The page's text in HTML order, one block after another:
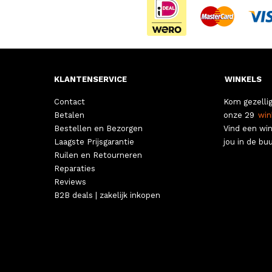
KLANTENSERVICE
Contact
Betalen
Bestellen en Bezorgen
Laagste Prijsgarantie
Ruilen en Retourneren
Reparaties
Reviews
B2B deals | zakelijk inkopen
WINKELS
Kom
onze 29
Vind een
jou in de